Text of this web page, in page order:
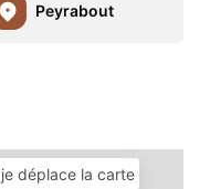
Peyrabout
déplace la carte